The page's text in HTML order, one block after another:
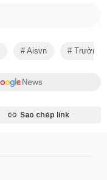
Aisvn Trường
Sao chép link